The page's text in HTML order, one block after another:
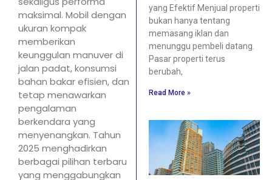
maksimal. Mobil dengan
ukuran kompak
memberikan
keunggulan manuver di
jalan padat, konsumsi
bahan bakar efisien, dan
tetap menawarkan
pengalaman
berkendara yang
menyenangkan. Tahun
2025 menghadirkan
berbagai pilihan terbaru
yang menggabungkan
yang Efektif Menjual properti
bukan hanya tentang
memasang iklan dan
menunggu pembeli datang.
Pasar properti terus
berubah,
Read More »